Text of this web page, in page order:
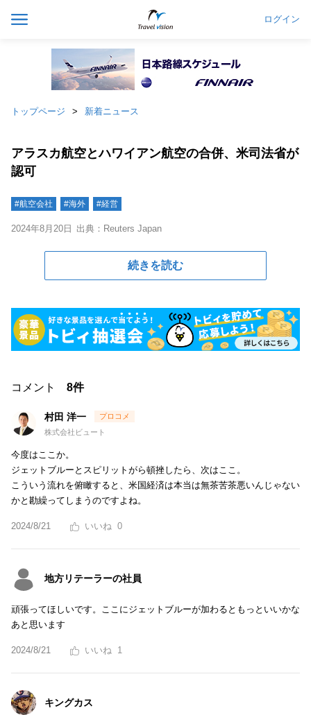
ログイン
トップページ 新着ニュース
アラスカ航空とハワイアン航空の合併、米司法省が
認可
#航空会社 #海外 #経営
2024年8月20日 出典：Reuters Japan
続きを読む
コメント 8件
村田 洋一
株式会社ビュート
今度はここか。
ジェットブルーとスピリットがら頓挫したら、次はここ。
こういう流れを俯瞰すると、米国経済は本当は無茶苦茶悪いんじゃない
かと勘繰ってしまうのですよね。
2024/8/21 0
地方リテーラーの社員
頑張ってほしいです。ここにジェットブルーが加わるともっといいかな
あと思います
2024/8/21 1
キングカス